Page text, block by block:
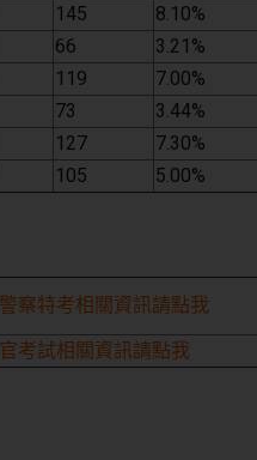
145
8.10%
66 3.21%
119
7.00%
73 3.44%
127
7.30%
105 5.00%
察特考相關資訊請點我
考試相關資訊請點我